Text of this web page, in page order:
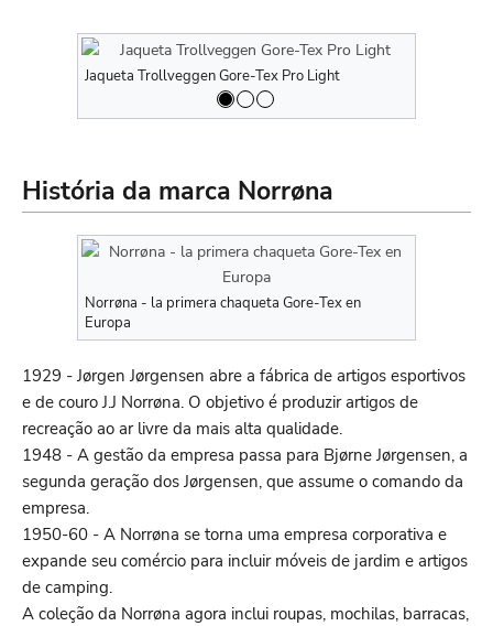
Jaqueta Trollveggen Gore-Tex Pro Light
História da marca Norrøna
Norrøna - la primera chaqueta Gore-Tex en
Europa
1929 - Jørgen Jørgensen abre a fábrica de artigos esportivos
e de couro J.J Norrøna. O objetivo é produzir artigos de
recreação ao ar livre da mais alta qualidade.
1948 - A gestão da empresa passa para Bjørne Jørgensen, a
segunda geração dos Jørgensen, que assume o comando da
empresa.
1950-60 - A Norrøna se torna uma empresa corporativa e
expande seu comércio para incluir móveis de jardim e artigos
de camping.
A coleção da Norrøna agora inclui roupas, mochilas, barracas,